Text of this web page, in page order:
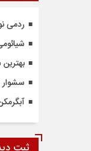
ردمی نوت ۱۷ با بزرگ‌ترین نمایشگر اولد تاریخ سری ردمی و باتری
شیائومی ۱۸ احتمالا قوی‌ترین تراشه سری اسنپدراگون را
سشوار ۲۰۲۵ شیائومی رونمایی شد؛ خشک‌کردن کامل مو در یک دقیقه
آبگرمکن هوشمند ۲۰۲۵